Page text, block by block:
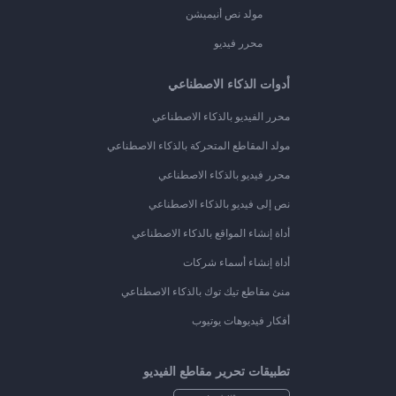
مولد نص أنيميشن
محرر فيديو
أدوات الذكاء الاصطناعي
محرر الفيديو بالذكاء الاصطناعي
مولد المقاطع المتحركة بالذكاء الاصطناعي
محرر فيديو بالذكاء الاصطناعي
نص إلى فيديو بالذكاء الاصطناعي
أداة إنشاء المواقع بالذكاء الاصطناعي
أداة إنشاء أسماء شركات
منئ مقاطع تيك توك بالذكاء الاصطناعي
أفكار فيديوهات يوتيوب
تطبيقات تحرير مقاطع الفيديو